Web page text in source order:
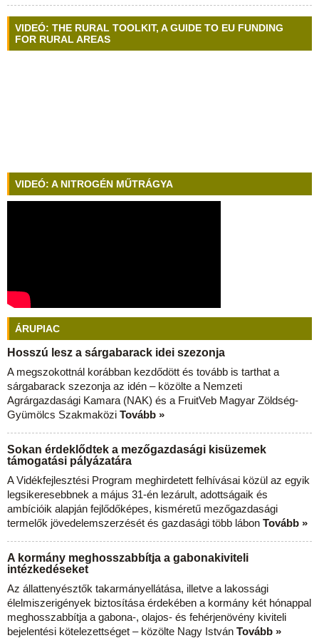
VIDEÓ: THE RURAL TOOLKIT, A GUIDE TO EU FUNDING
FOR RURAL AREAS
VIDEÓ: A NITROGÉN MŰTRÁGYA
ÁRUPIAC
Hosszú lesz a sárgabarack idei szezonja
A megszokottnál korábban kezdődött és tovább is tarthat a
sárgabarack szezonja az idén – közölte a Nemzeti
Agrárgazdasági Kamara (NAK) és a FruitVeb Magyar Zöldség-
Gyümölcs Szakmaközi Tovább »
Sokan érdeklődtek a mezőgazdasági kisüzemek
támogatási pályázatára
A Vidékfejlesztési Program meghirdetett felhívásai közül az egyik
legsikeresebbnek a május 31-én lezárult, adottságaik és
ambícióik alapján fejlődőképes, kisméretű mezőgazdasági
termelők jövedelemszerzését és gazdasági több lábon Tovább »
A kormány meghosszabbítja a gabonakiviteli
intézkedéseket
Az állattenyésztők takarmányellátása, illetve a lakossági
élelmiszerigények biztosítása érdekében a kormány két hónappal
meghosszabbítja a gabona-, olajos- és fehérjenövény kiviteli
bejelentési kötelezettséget – közölte Nagy István Tovább »